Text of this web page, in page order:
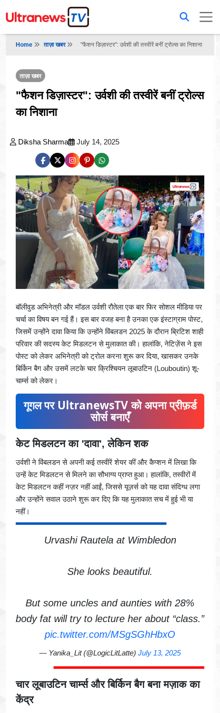
Home ताज़ा खबर "फैशन डिज़ास्टर": उर्वशी की तस्वीरें बनीं ट्रोल्स का निशाना
ताज़ा खबर
"फैशन डिज़ास्टर": उर्वशी की तस्वीरें बनीं ट्रोल्स
का निशाना
Diksha Sharma July 14, 2025
बॉलीवुड अभिनेत्री और मॉडल उर्वशी रौतेला एक बार फिर सोशल मीडिया पर
चर्चा का विषय बन गई हैं। इस बार वजह बना है उनका एक इंस्टाग्राम पोस्ट,
जिसमें उन्होंने दावा किया कि उन्होंने विंबलडन 2025 के दौरान ब्रिटिश शाही
परिवार की सदस्य केट मिडलटन से मुलाकात की। हालांकि, नेटिज़ेंस ने इस
पोस्ट को लेकर अभिनेत्री को ट्रोल करना शुरू कर दिया, खासकर उनके
बिर्किन बैग और उसमें लटके चार क्रिश्चियन लूबाउटिन (Louboutin) शू-
चार्म्स को लेकर।
गूगल पर UltranewsTV को अपना प्रीफ़र्ड
सोर्स बनाएँ
केट मिडलटन का 'दावा', लेकिन शक
उर्वशी ने विंबलडन से अपनी कई तस्वीरें शेयर कीं और कैप्शन में लिखा कि
उन्हें केट मिडलटन से मिलने का सौभाग्य प्राप्त हुआ। हालांकि, तस्वीरों में
केट मिडलटन कहीं नज़र नहीं आईं, जिससे यूज़र्स को यह दावा संदिग्ध लगा
और उन्होंने सवाल उठाने शुरू कर दिए कि यह मुलाकात सच में हुई भी या
नहीं।
Urvashi Rautela at Wimbledon
She looks beautiful.
But some uncles and aunties with 28%
body fat will try to lecture her about “class.”
pic.twitter.com/MSgSGhHbxO
— Yanika_Lit (@LogicLitLatte) July 13, 2025
चार लूबाउटिन चार्म्स और बिर्किन बैग बना मज़ाक का
केंद्र